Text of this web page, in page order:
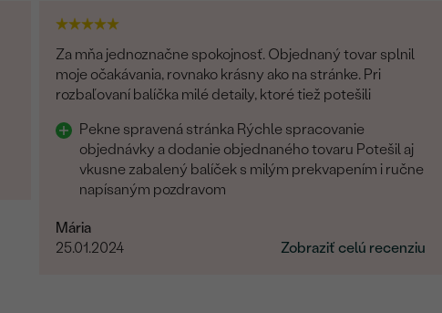
Za mňa jednoznačne spokojnosť. Objednaný tovar splnil
moje očakávania, rovnako krásny ako na stránke. Pri
rozbaľovaní balíčka milé detaily, ktoré tiež potešili
Pekne spravená stránka Rýchle spracovanie
objednávky a dodanie objednaného tovaru Potešil aj
vkusne zabalený balíček s milým prekvapením i ručne
napísaným pozdravom
Mária
25.01.2024
Zobraziť celú recenziu